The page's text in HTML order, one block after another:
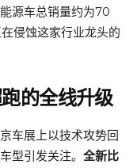
源车总销量约为70
侵蚀这家行业龙头的
的全线升级
车展上以技术攻势回
型引发关注。 全新比